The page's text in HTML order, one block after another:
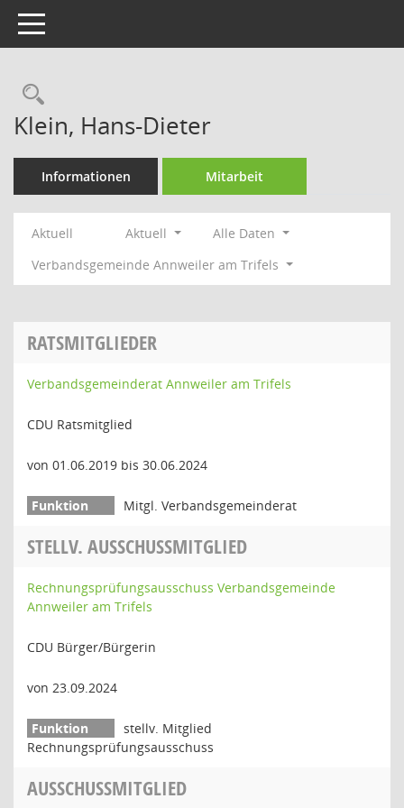
Toggle navigation
Rechercheauswahl
Klein, Hans-Dieter
Informationen Mitarbeit
Aktuell Aktuell
Alle Daten
Verbandsgemeinde Annweiler am Trifels
RATSMITGLIEDER
Verbandsgemeinderat Annweiler am Trifels
CDU Ratsmitglied
von 01.06.2019 bis 30.06.2024
Mitgl. Verbandsgemeinderat
STELLV. AUSSCHUSSMITGLIED
Rechnungsprüfungsausschuss Verbandsgemeinde
Annweiler am Trifels
CDU Bürger/Bürgerin
von 23.09.2024
stellv. Mitglied
Rechnungsprüfungsausschuss
AUSSCHUSSMITGLIED